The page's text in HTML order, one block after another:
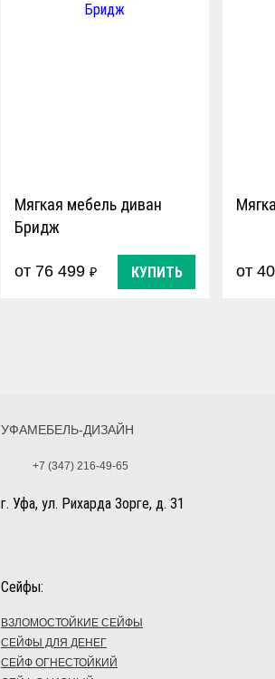
Мягкая мебель диван
Бридж
от 76 499 ₽ КУПИТЬ от
УФАМЕБЕЛЬ-ДИЗАЙН
+7 (347) 216-49-65
г. Уфа, ул. Рихарда Зорге, д. 31
Сейфы:
ВЗЛОМОСТОЙКИЕ СЕЙФЫ
СЕЙФЫ ДЛЯ ДЕНЕГ
СЕЙФ ОГНЕСТОЙКИЙ